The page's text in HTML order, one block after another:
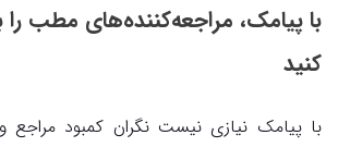
با پیامک، مراجعه‌کننده‌های مطب را
کنید
با پیامک نیازی نیست نگران کمبود